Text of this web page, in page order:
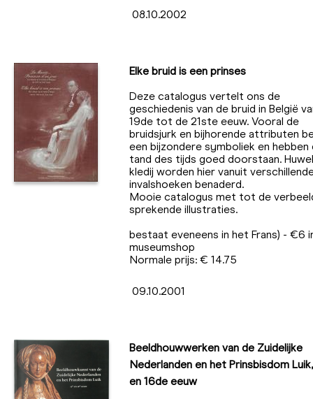
08.10.2002
Elke bruid is een prinses
Deze catalogus vertelt ons de
geschiedenis van de bruid in België
19de tot de 21ste eeuw. Vooral de
bruidsjurk en bijhorende attributen
een bijzondere symboliek en hebben
tand des tijds goed doorstaan.
kledij worden hier vanuit
invalshoeken benaderd.
Mooie catalogus met tot de
sprekende illustraties.
bestaat eveneens in het Frans) - €6
museumshop
Normale prijs: € 14.75
09.10.2001
Beeldhouwwerken van de Zuidelijke
Nederlanden en het Prinsbisdom
en 16de eeuw